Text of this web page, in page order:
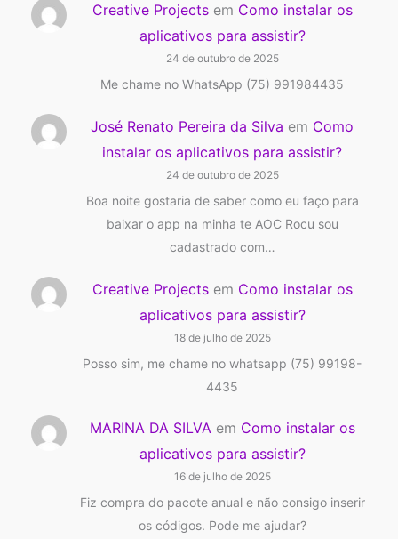
produto
Creative Projectsem Como instalar os
aplicativos para assistir?
24 de outubro de 2025
Me chame no WhatsApp (75) 991984435
José Renato Pereira da Silva em Como
instalar os aplicativos para assistir?
24 de outubro de 2025
Boa noite gostaria de saber como eu faço para
baixar o app na minha te AOC Rocu sou
cadastrado com…
Creative Projectsem Como instalar os
aplicativos para assistir?
18 de julho de 2025
Posso sim, me chame no whatsapp (75) 99198-
4435
MARINA DA SILVAem Como instalar os
aplicativos para assistir?
16 de julho de 2025
Fiz compra do pacote anual e não consigo inserir
os códigos. Pode me ajudar?